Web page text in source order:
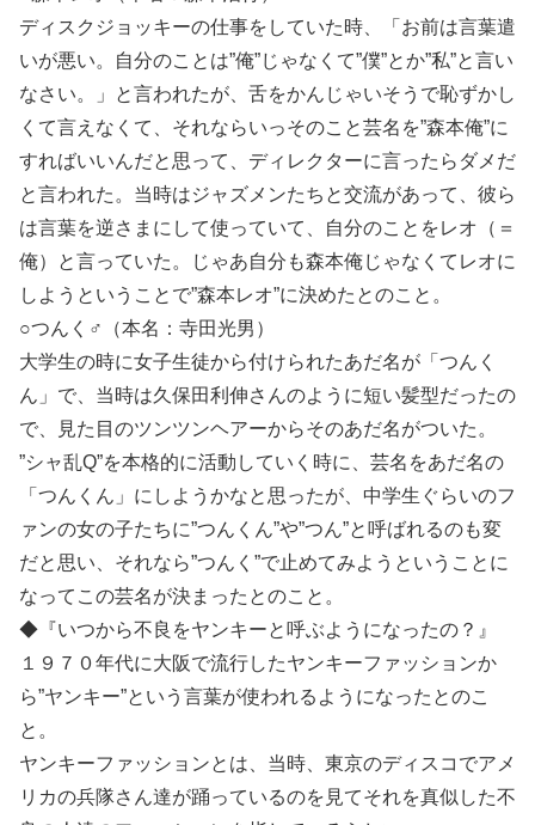
ディスクジョッキーの仕事をしていた時、「お前は言葉遣
いが悪い。自分のことは”俺”じゃなくて”僕”とか”私”と言い
なさい。」と言われたが、舌をかんじゃいそうで恥ずかし
くて言えなくて、それならいっそのこと芸名を”森本俺”に
すればいいんだと思って、ディレクターに言ったらダメだ
と言われた。当時はジャズメンたちと交流があって、彼ら
は言葉を逆さまにして使っていて、自分のことをレオ（＝
俺）と言っていた。じゃあ自分も森本俺じゃなくてレオに
しようということで”森本レオ”に決めたとのこと。
○つんく♂（本名：寺田光男）
大学生の時に女子生徒から付けられたあだ名が「つんく
ん」で、当時は久保田利伸さんのように短い髪型だったの
で、見た目のツンツンヘアーからそのあだ名がついた。
”シャ乱Q”を本格的に活動していく時に、芸名をあだ名の
「つんくん」にしようかなと思ったが、中学生ぐらいのフ
ァンの女の子たちに”つんくん”や”つん”と呼ばれるのも変
だと思い、それなら”つんく”で止めてみようということに
なってこの芸名が決まったとのこと。
◆『いつから不良をヤンキーと呼ぶようになったの？』
１９７０年代に大阪で流行したヤンキーファッションか
ら”ヤンキー”という言葉が使われるようになったとのこ
と。
ヤンキーファッションとは、当時、東京のディスコでアメ
リカの兵隊さん達が踊っているのを見てそれを真似した不